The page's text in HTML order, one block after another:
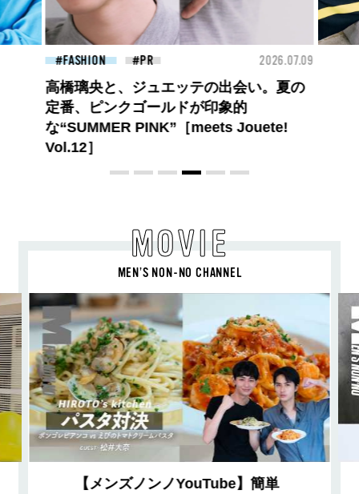
FASHION 2026.07.09
ロエベの新しい世界へようこそ。大胆な
コントラストとレイヤードの先に。装う
喜び、明るいスピリット
MOVIE
MEN’S NON-NO CHANNEL
【メンズノンノYouTube】簡単